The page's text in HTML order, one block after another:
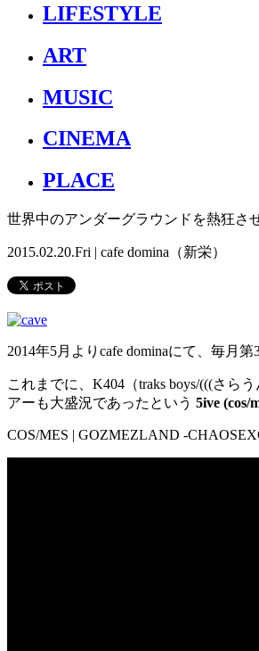
LIFESTYLE
ART
MUSIC
CINEMA
PLACE
世界中のアンダーグラウンドを熱狂さ
2015.02.20.Fri | cafe domina（新栄）
2014年5月よりcafe dominaにて、毎月
これまでに、K404（traks boys/(((さら
アーも大盛況であったという 5ive (cos/
COS/MES | GOZMEZLAND -